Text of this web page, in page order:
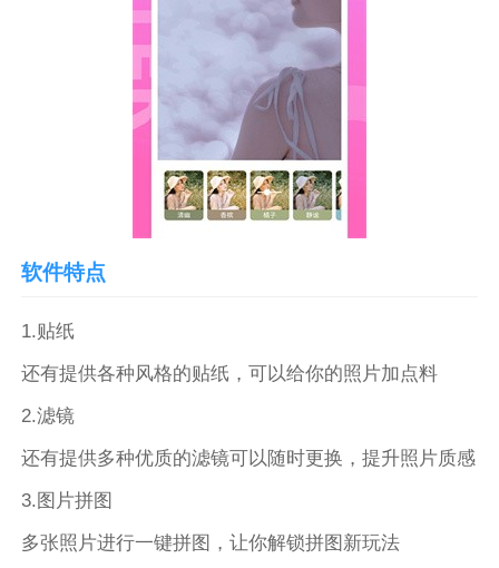
软件特点
1.贴纸
还有提供各种风格的贴纸，可以给你的照片加点料
2.滤镜
还有提供多种优质的滤镜可以随时更换，提升照片质感
3.图片拼图
多张照片进行一键拼图，让你解锁拼图新玩法